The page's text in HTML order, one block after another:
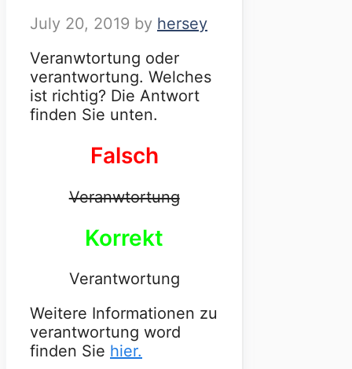
July 20, 2019 by hersey
Veranwtortung oder
verantwortung. Welches
ist richtig? Die Antwort
finden Sie unten.
Falsch
Veranwtortung
Korrekt
Verantwortung
Weitere Informationen zu
verantwortung word
finden Sie hier.